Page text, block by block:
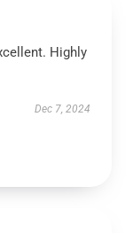
Highly
Dec 7, 2024